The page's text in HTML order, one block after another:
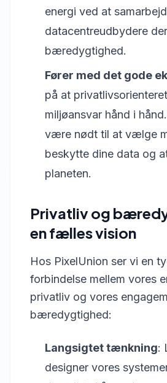
energi ved at
datacentreudbydere
bæredygtighed.
Fører med det gode
på at
miljøansvar hånd i
være nødt til at vælge
beskytte dine data og
planeten.
Privatliv og
en fælles vision
Hos PixelUnion ser vi en
forbindelse mellem vores
privatliv og vores
bæredygtighed:
Langsigtet tænkning:
designer vores